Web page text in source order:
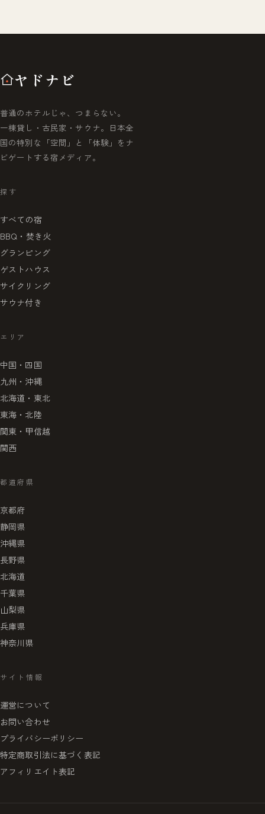
ヤドナビ
普通のホテルじゃ、つまらない。
一棟貸し・古民家・サウナ。日本全
国の特別な「空間」と「体験」をナ
ビゲートする宿メディア。
探す
すべての宿
BBQ・焚き火
グランピング
ゲストハウス
サイクリング
サウナ付き
エリア
中国・四国
九州・沖縄
北海道・東北
東海・北陸
関東・甲信越
関西
都道府県
京都府
静岡県
沖縄県
長野県
北海道
千葉県
山梨県
兵庫県
神奈川県
サイト情報
運営について
お問い合わせ
プライバシーポリシー
特定商取引法に基づく表記
アフィリエイト表記